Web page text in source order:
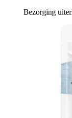
Bezorging